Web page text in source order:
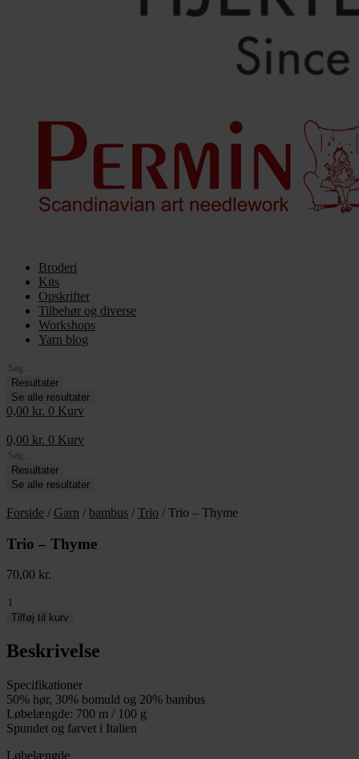
Broderi
Kits
Opskrifter
Tilbehør og diverse
Workshops
Yarn blog
Search
...Resultater
Se alle resultater
0,00 kr. 0 Kurv
0,00 kr. 0 Kurv
Search
...Resultater
Se alle resultater
Forside / Garn / bambus / Trio / Trio – Thyme
Trio – Thyme
70,00 kr.
Trio
antal
Tilføj til kurv
Beskrivelse
Specifikationer
50% hør, 30% bomuld og 20% bambus
Løbelængde: 700 m / 100 g
Spundet og farvet i Italien
Løbelængde